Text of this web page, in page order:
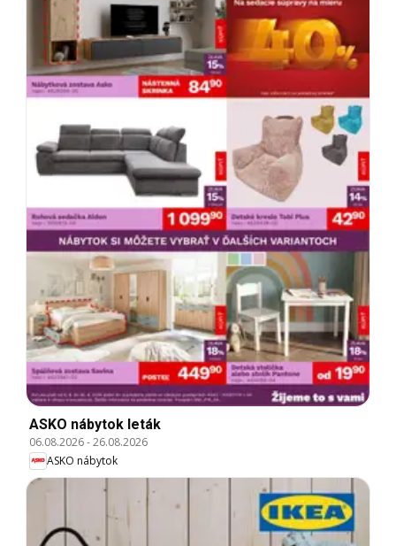
ASKO nábytok leták
06.08.2026-26.08.2026
ASKO nábytok